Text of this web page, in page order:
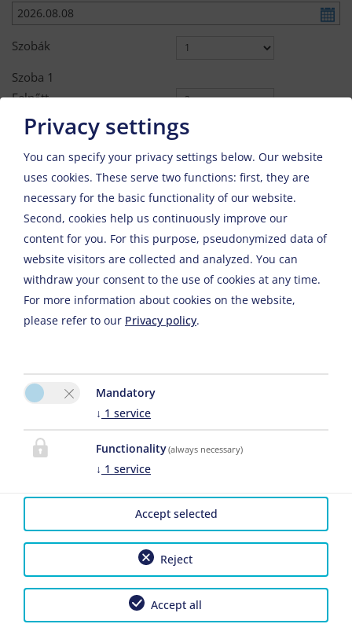
Szobák
Szoba 1
Felnőtt
Gyerek
Tovább
A megfelelő térképmegjelenítés érdekében kérjük, aktiválja a
„Funkcionalitás” opciót a cookie-beállításokban
Cookie-beállítások
Dominik Klein
2361 Laxenburg
E-Mail:
Tel.+43 6767900059
Privacy settings
You can specify your privacy settings below. Our website
uses cookies. These serve two functions: first, they are
necessary for the basic functionality of our website.
Second, cookies help us continuously improve our
content for you. For this purpose, pseudonymized data of
website visitors are collected and analyzed. You can
withdraw your consent to the use of cookies at any time.
For more information about cookies on the website,
please refer to our Privacy policy.
Mandatory
↓ 1 service
Functionality(always necessary)
↓ 1 service
Reject
Accept selected
Accept all